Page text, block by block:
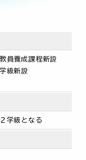
員養成課程新設
級新設
学級となる